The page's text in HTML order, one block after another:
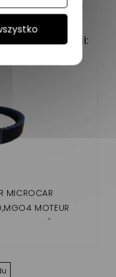
adaptable
41
kategorii:
MICROCAR
MOTEUR